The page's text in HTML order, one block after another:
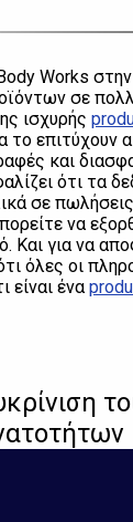
Works
σε
ισχυρής
το επιτύχουν
και
ότι τα
σε
να
Και για να
όλες οι
είναι ένα